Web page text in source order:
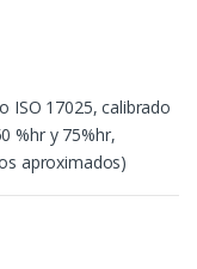
ISO 17025, calibrado
%hr y 75%hr,
aproximados)